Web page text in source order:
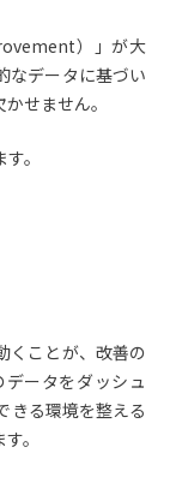
）」が大
なデータに基づい
せません。
。
くことが、改善の
ータをダッシュ
きる環境を整える
。